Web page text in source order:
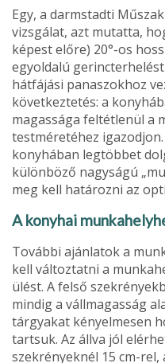
Egy, a darmstadti
vizsgálat, azt mutatta,
képest előre) 20°-os
egyoldalú
hátfájási panaszokhoz
következ­tetés: a
magassága feltétlenül a
testméretéhez
konyhában legtöbbet
különböző nagy­ságú
meg kell határozni az
A konyhai
További ajánlatok a
kell változtatni a
ülést. A felső
mindig a vállmagasság
tárgyakat kényelmesen
tartsuk. Az állva jól
szekrényeknél 15 cm-